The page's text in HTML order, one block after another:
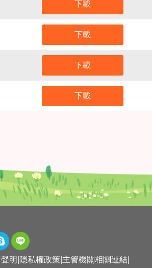
下載
下載
下載
下載
明 隱私權政策 主管機關相關連結